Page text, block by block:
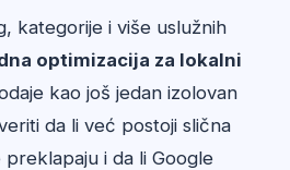
kategorije i više uslužnih
optimizacija za lokalni
kao još jedan izolovan
da li već postoji slična
i da li Google